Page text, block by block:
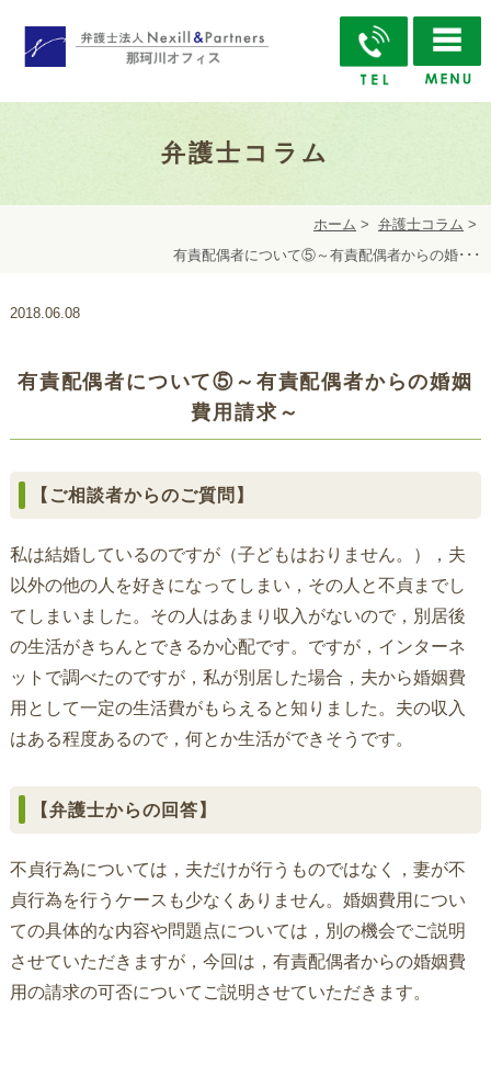
弁護士コラム
ホーム > 弁護士コラム >
有責配偶者について⑤～有責配偶者からの婚･･･
2018.06.08
有責配偶者について⑤～有責配偶者からの婚姻
費用請求～
【ご相談者からのご質問】
私は結婚しているのですが（子どもはおりません。），夫
以外の他の人を好きになってしまい，その人と不貞までし
てしまいました。その人はあまり収入がないので，別居後
の生活がきちんとできるか心配です。ですが，インターネ
ットで調べたのですが，私が別居した場合，夫から婚姻費
用として一定の生活費がもらえると知りました。夫の収入
はある程度あるので，何とか生活ができそうです。
【弁護士からの回答】
不貞行為については，夫だけが行うものではなく，妻が不
貞行為を行うケースも少なくありません。婚姻費用につい
ての具体的な内容や問題点については，別の機会でご説明
させていただきますが，今回は，有責配偶者からの婚姻費
用の請求の可否についてご説明させていただきます。